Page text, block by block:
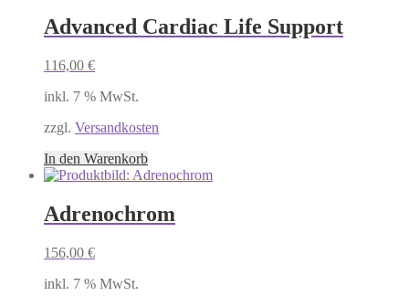
Advanced Cardiac Life Support
116,00 €
inkl. 7 % MwSt.
zzgl. Versandkosten
In den Warenkorb
Adrenochrom
156,00 €
inkl. 7 % MwSt.